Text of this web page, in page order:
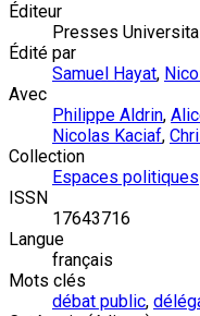
Éditeur
Presses
Édité par
Samuel Hayat,
Avec
Philippe Aldrin,
Nicolas Kaciaf,
Collection
Espaces politiques
ISSN
17643716
Langue
français
Mots clés
débat public,